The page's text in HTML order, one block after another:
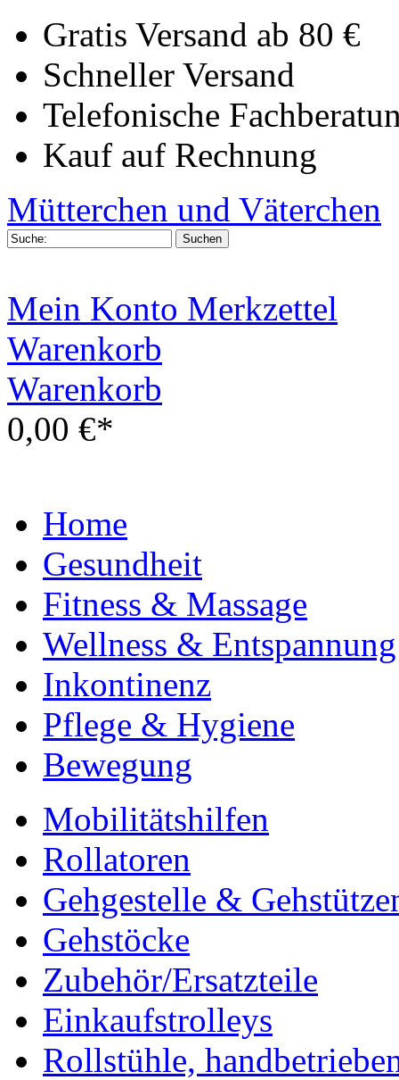
Gratis Versand ab 80 €
Schneller Versand
Telefonische
Kauf auf Rechnung
Mütterchen und Väterchen
Mein Konto Merkzettel
Warenkorb
Warenkorb
0,00 €*
Home
Gesundheit
Fitness & Massage
Wellness & Entspannung
Inkontinenz
Pflege & Hygiene
Bewegung
Mobilitätshilfen
Rollatoren
Gehgestelle &
Gehstöcke
Zubehör/Ersatzteile
Einkaufstrolleys
Rollstühle,